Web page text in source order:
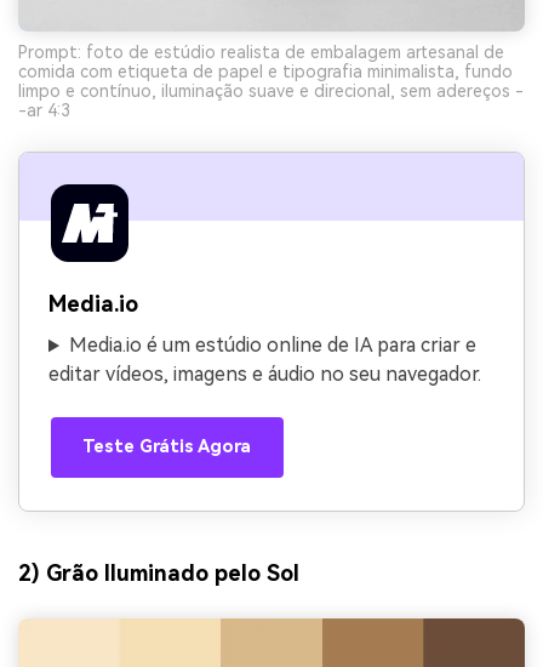
Prompt: foto de estúdio realista de embalagem artesanal de
comida com etiqueta de papel e tipografia minimalista, fundo
limpo e contínuo, iluminação suave e direcional, sem adereços -
-ar 4:3
Media.io
Media.io é um estúdio online de IA para criar e
editar vídeos, imagens e áudio no seu navegador.
Teste Grátis Agora
2) Grão Iluminado pelo Sol